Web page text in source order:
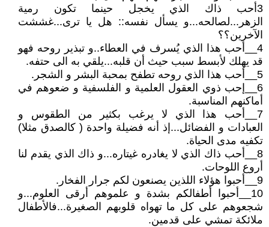
3أحب ذاك الذي يخجل حينما تكون رمية
الزهر...لصالحه...و يسأل نفسه:: هل يا ترى...غششت
الآخرين؟؟
4__أحب هذا الذي يُسرف في العطاء..و تبذير روحه فهو
قد يهلك لأبسط سبب حيث أن قلبه...يلقي به الى حتفه.
5__أحب هذا الذي روحه تطفح بمحبة البشر و الشجر.
6__إحب ذوي العقول العلمية و الفلسفية و ضعوهم في
أماكنهم المناسبة.
7__أحب هذا الذي لا يرغب بكثير من الطقوس و
العبادات و الفضائل...إذ أنه فضيلة واحدة ( كالصدق مثلا)
تكفيه مدى الحياة.
8__أحب ذاك الذي لا يغادره غيتاره...و ذاك الذي يقدم لنا
أروع اللوحات.
9__أحبوا هؤلاء اللذين يصنعون لكم جرار الفخار.
10__أحبوا أطفالكم بشدة و علموهم أرقى العلوم...و
شجعوهم على كل ما تهواه قلوبهم الصغيرة...فالأطفال
ملائكة تمشي على قدمين.